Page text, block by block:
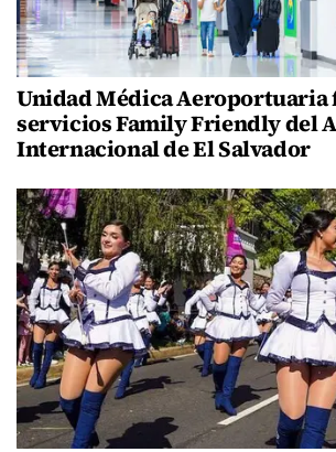
Unidad Médica Aeroportuaria
servicios Family Friendly del
Internacional de El Salvador